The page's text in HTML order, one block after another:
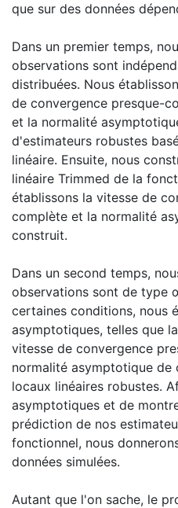
que sur des données
Dans un premier temps,
observations sont
distribuées. Nous
de convergence presque-
et la normalité
d'estimateurs robustes
linéaire. Ensuite, nous
linéaire Trimmed de la
établissons la vitesse de
complète et la normalité
construit.
Dans un second temps,
observations sont de type
certaines conditions, nous
asymptotiques, telles que la
vitesse de convergence
normalité asymptotique
locaux linéaires robustes.
asymptotiques et de
prédiction de nos
fonctionnel, nous
données simulées.
Autant que l'on sache, le